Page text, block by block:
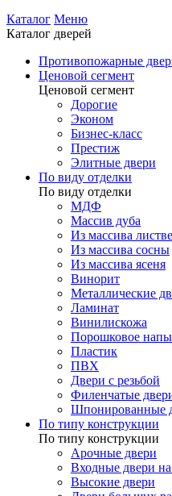
Каталог Меню
Каталог дверей
Противопожарные
Ценовой сегмент
Ценовой сегмент
Дорогие
Эконом
Бизнес-класс
Престиж
Элитные двери
По виду отделки
По виду отделки
МДФ
Массив дуба
Из массива
Из массива сосны
Из массива ясеня
Винорит
Металлические
Ламинат
Винилискожа
Порошковое
Пластик
ПВХ
Двери с резьбой
Филенчатые
Шпонированные
По типу конструкции
По типу конструкции
Арочные двери
Входные двери на
Высокие двери